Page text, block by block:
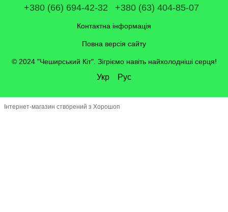
+380 (66) 694-42-32 +380 (63) 404-85-07
Контактна інформація
Повна версія сайту
© 2024 "Чеширський Кіт". Зігріємо навіть найхолодніші серця!
Укр Рус
Інтернет-магазин створений з Хорошоп